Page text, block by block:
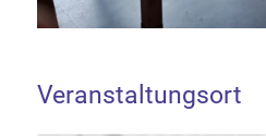
Veranstaltungsort